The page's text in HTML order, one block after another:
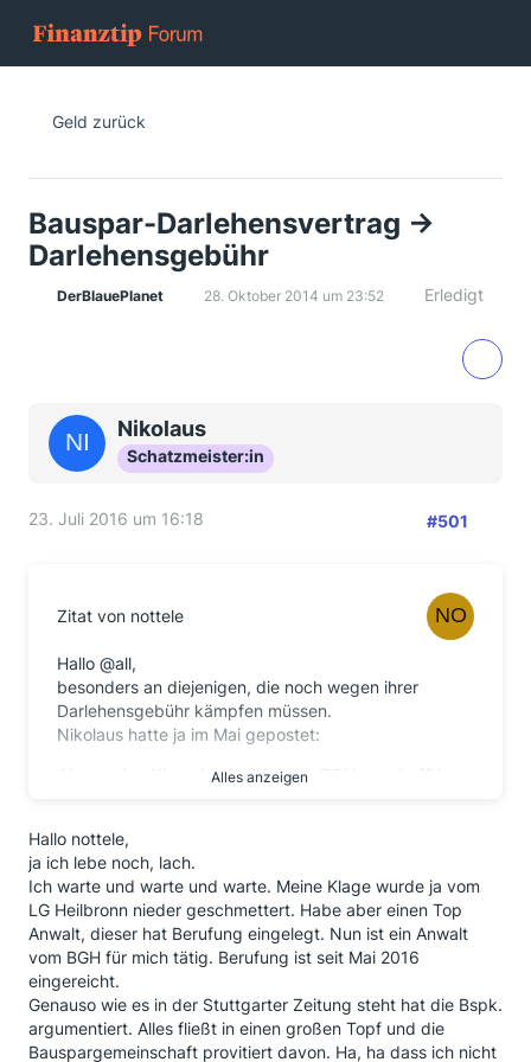
Geld zurück
Bauspar-Darlehensvertrag ->
Darlehensgebühr
DerBlauePlanet 28. Oktober 2014 um 23:52 Erledigt
Nikolaus
Schatzmeister:in
23. Juli 2016 um 16:18 #501
Zitat von nottele
Hallo @all,
besonders an diejenigen, die noch wegen ihrer
Darlehensgebühr kämpfen müssen.
Nikolaus hatte ja im Mai gepostet:
lso meine Klage hat es bis zum BGH geschafft!
ich nun einen Bericht bei "test.de" unter der Chronik
der Ereigmisse (die Bearbeitungsgebühr betreffend)
folgenden Bericht gefunden:
23.5.2016 Rechtsanwalt Dr. Phillipp Banjari aus
Köln
berichtet: Wohl um ein
verbraucherfreundliches Grundsatzurteil des
Oberlandergerichts zu verhindern, hat die Wüstenrot
Bausparkasse die Forderung einer
Erbengemeinschaft auf Erstattung von rund 17000
Alles anzeigen
Hallo nottele,
ja ich lebe noch, lach.
Ich warte und warte und warte. Meine Klage wurde ja vom
LG Heilbronn nieder geschmettert. Habe aber einen Top
Anwalt, dieser hat Berufung eingelegt. Nun ist ein Anwalt
vom BGH für mich tätig. Berufung ist seit Mai 2016
eingereicht.
Genauso wie es in der Stuttgarter Zeitung steht hat die Bspk.
argumentiert. Alles fließt in einen großen Topf und die
Bauspargemeinschaft provitiert davon. Ha, ha dass ich nicht